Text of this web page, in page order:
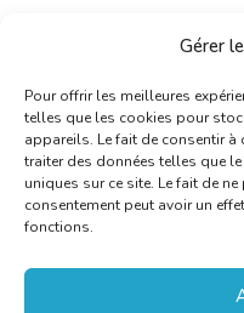
Gérer
Pour offrir les meilleures
telles que les cookies pour
appareils. Le fait de consentir
traiter des données telles que
uniques sur ce site. Le fait de
consentement peut avoir un
fonctions.